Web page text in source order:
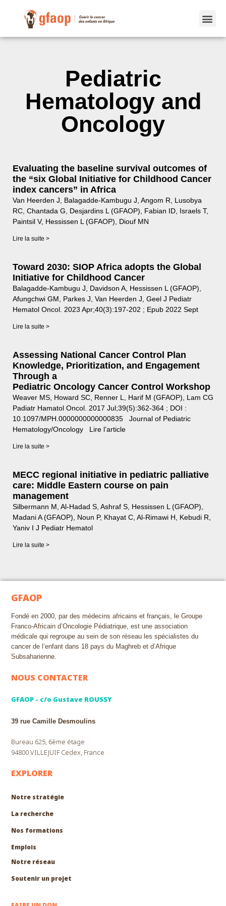
Pediatric
Hematology and
Oncology
Evaluating the baseline survival outcomes of
the “six Global Initiative for Childhood Cancer
index cancers” in Africa
Van Heerden J, Balagadde-Kambugu J, Angom R, Lusobya
RC, Chantada G, Desjardins L (GFAOP), Fabian ID, Israels T,
Paintsil V, Hessissen L (GFAOP), Diouf MN
Lire la suite >
Toward 2030: SIOP Africa adopts the Global
Initiative for Childhood Cancer
Balagadde-Kambugu J, Davidson A, Hessissen L (GFAOP),
Afungchwi GM, Parkes J, Van Heerden J, Geel J Pediatr
Hematol Oncol. 2023 Apr;40(3):197-202 ; Epub 2022 Sept
Lire la suite >
Assessing National Cancer Control Plan
Knowledge, Prioritization, and Engagement
Through a
Pediatric Oncology Cancer Control Workshop
Weaver MS, Howard SC, Renner L, Harif M (GFAOP), Lam CG
Padiatr Hamatol Oncol. 2017 Jul;39(5):362-364 ; DOI :
10.1097/MPH.0000000000000835 Journal of Pediatric
Hematology/Oncology Lire l’article
Lire la suite >
MECC regional initiative in pediatric palliative
care: Middle Eastern course on pain
management
Silbermann M, Al-Hadad S, Ashraf S, Hessissen L (GFAOP),
Madani A (GFAOP), Noun P, Khayat C, Al-Rimawi H, Kebudi R,
Yaniv I J Pediatr Hematol
Lire la suite >
GFAOP
Fondé en 2000, par des médecins africains et français, le Groupe
Franco-Africain d’Oncologie Pédiatrique, est une association
médicale qui regroupe au sein de son réseau les spécialistes du
cancer de l’enfant dans 18 pays du Maghreb et d’Afrique
Subsaharienne.
NOUS CONTACTER
GFAOP - c/o Gustave ROUSSY
39 rue Camille Desmoulins
Bureau 625, 6ème étage
94800 VILLEJUIF Cedex, France
EXPLORER
Notre stratégie
La recherche
Nos formations
Emplois
Notre réseau
Soutenir un projet